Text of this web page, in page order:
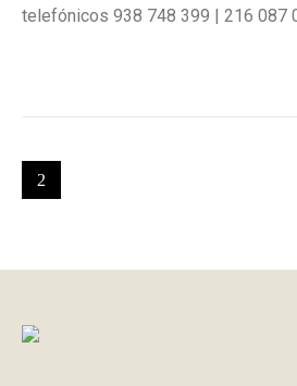
telefónicos 938 748 399 | 216 087